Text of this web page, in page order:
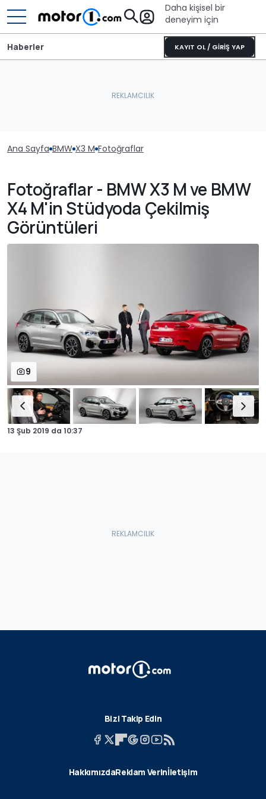
Daha kişisel bir
deneyim için
KAYIT OL / GİRİŞ YAP
Haberler
Ana Sayfa BMW X3 M Fotoğraflar
Fotoğraflar - BMW X3 M ve BMW
X4 M'in Stüdyoda Çekilmiş
Görüntüleri
9
13 Şub 2019 da 10:37
Bizi Takip Edin
HakkımızdaReklam Verinİletişim